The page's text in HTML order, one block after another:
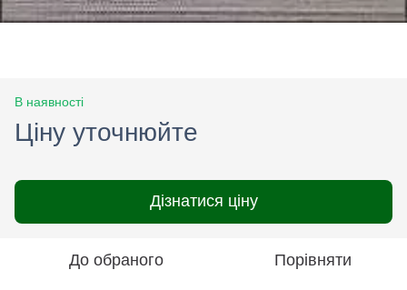
В наявності
Ціну уточнюйте
Дізнатися ціну
До обраного Порівняти